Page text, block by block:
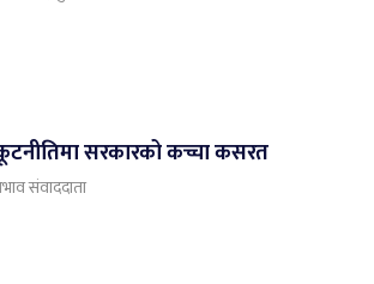
सरकारको कच्चा कसरत
संवाददाता